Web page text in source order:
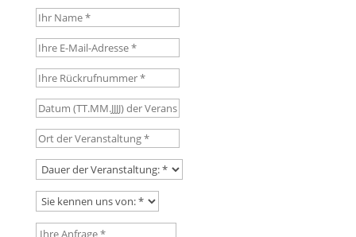
Ihr Name
Ihre E-Mail-Adresse
Ihre Rückrufnummer
Datum (TT.MM.JJJJ) der Veranstaltung
Ort der Veranstaltung
Dauer der Veranstaltung:
Sie kennen uns von:
Ihre Anfrage